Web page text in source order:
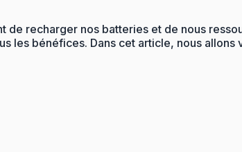
recharger nos batteries et de nous
les bénéfices. Dans cet article, nous